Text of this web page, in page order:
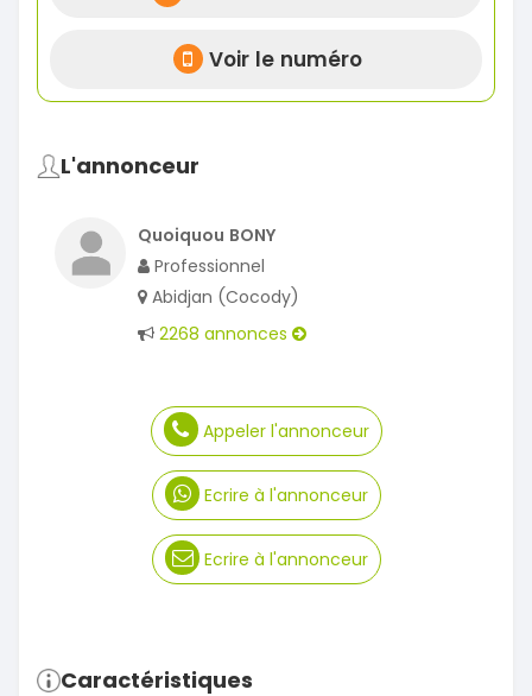
Voir le numéro
L'annonceur
Quoiquou BONY
Professionnel
Abidjan (Cocody)
2268 annonces
Appeler l'annonceur
Ecrire à l'annonceur
Ecrire à l'annonceur
Caractéristiques